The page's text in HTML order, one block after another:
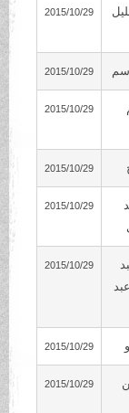
2015/10/29
2015/10/29
2015/10/29
2015/10/29
2015/10/29
2015/10/29
2015/10/29
2015/10/29